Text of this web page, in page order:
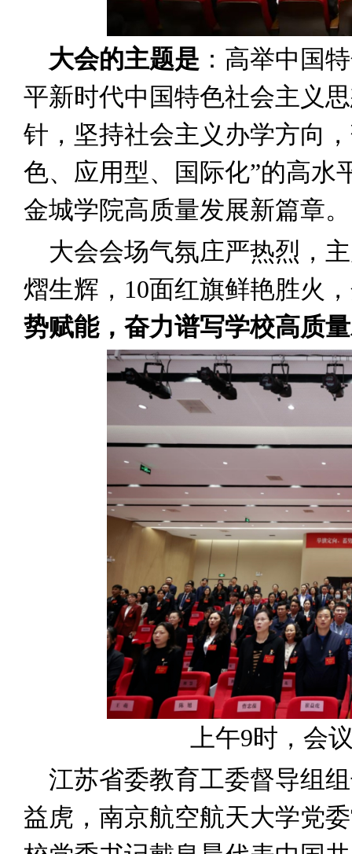
大会的主题是 ：高举中国
平新时代中国特色社会主义
针，坚持社会主义办学方向
色、应用型、国际化”的高水
金城学院高质量发展新篇章。
大会会场气氛庄严热烈，
熠生辉，10面红旗鲜艳胜火
势赋能，奋力谱写学校高质
上午9时，会
江苏省委教育工委督导组
益虎，南京航空航天大学党